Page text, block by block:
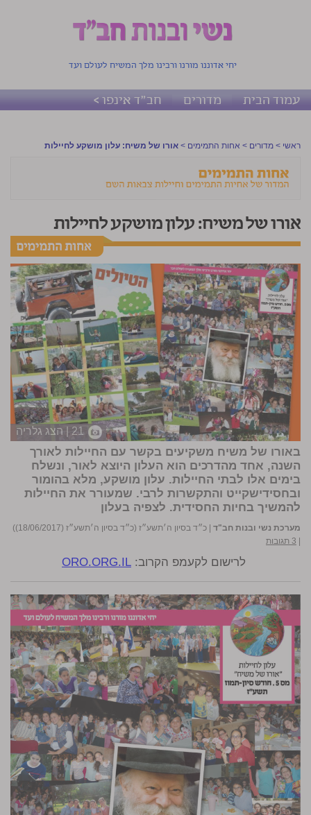
יחי אדוננו מורנו ורבינו מלך המשיח לעולם ועד
עמוד הבית מדורים חב"ד אינפו >
ראשי > מדורים > אחות התמימים > אורו של משיח: עלון מושקע לחיילות
אורו של משיח: עלון מושקע לחיילות
21 | הצג גלריה
באורו של משיח משקיעים בקשר עם החיילות לאורך
השנה, אחד מהדרכים הוא העלון היוצא לאור, ונשלח
בימים אלו לבתי החיילות. עלון מושקע, מלא בהומור
ובחסידישקייט והתקשרות לרבי. שמעורר את החיילות
להמשיך בחיות החסידית. לצפיה בעלון
מערכת נשי ובנות חב"ד
כ״ד בסיון ה׳תשע״ז (כ״ד בסיון ה׳תשע״ז (18/06/2017))
3 תגובות
לרישום לקעמפ הקרוב: ORO.ORG.IL